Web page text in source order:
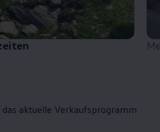
aktuelle Verkaufsprogramm